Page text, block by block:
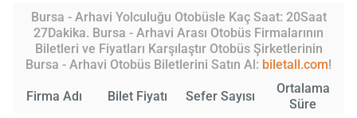
Bursa - Arhavi Yolculuğu Otobüsle Kaç Saat: 20Saat
27Dakika. Bursa - Arhavi Arası Otobüs Firmalarının
Biletleri ve Fiyatları Karşılaştır Otobüs Şirketlerinin
Bursa - Arhavi Otobüs Biletlerini Satın Al: biletall.com!
Firma Adı Bilet Fiyatı Sefer Sayısı
Ortalama
Süre